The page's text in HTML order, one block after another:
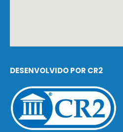
DESENVOLVIDO POR CR2